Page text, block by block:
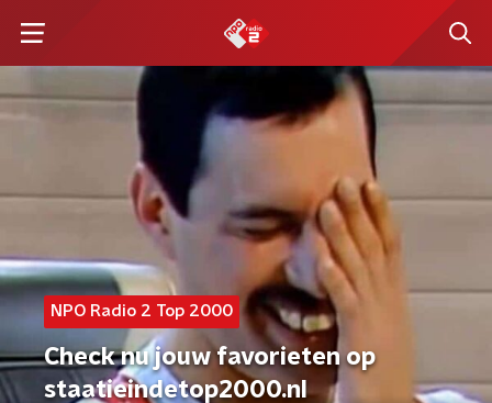
NPO Radio 2 Top 2000
Check nu jouw favorieten op
staatieindetop2000.nl